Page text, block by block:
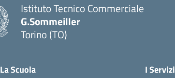
Istituto Tecnico Commerciale
G.Sommeiller
Torino (TO)
La Scuola I Servizi